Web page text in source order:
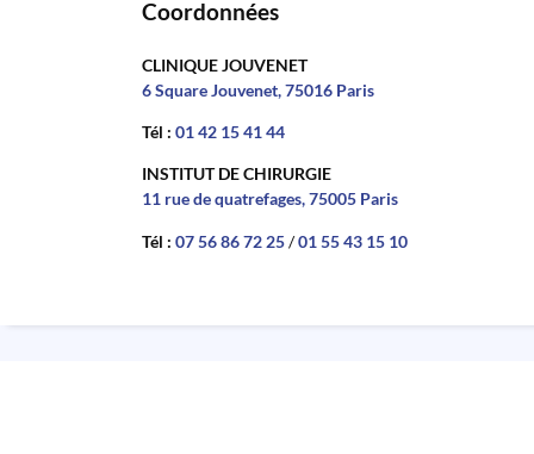
Coordonnées
CLINIQUE JOUVENET
6 Square Jouvenet, 75016 Paris
Tél : 01 42 15 41 44
INSTITUT DE CHIRURGIE
11 rue de quatrefages, 75005 Paris
Tél : 07 56 86 72 25/01 55 43 15 10